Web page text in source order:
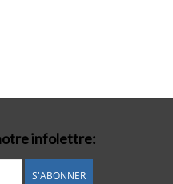
infolettre:
S'ABONNER